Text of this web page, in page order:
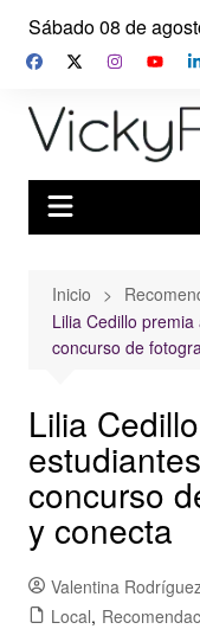
Saltar
contenido
Sábado 08 de
Inicio
Lilia Cedillo
concurso de
Lilia
concurso
y conecta
Valentina
Local,